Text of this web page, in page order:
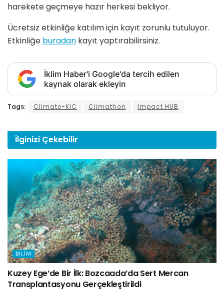
harekete geçmeye hazır herkesi bekliyor.
Ücretsiz etkinliğe katılım için kayıt zorunlu tutuluyor.
Etkinliğe buradan kayıt yaptırabilirsiniz.
İklim Haber'i Google'da tercih edilen
kaynak olarak ekleyin
Tags: Climate-KIC Climathon Impact HUB
İlginizi Çekebilir
BILIM
Kuzey Ege’de Bir İlk: Bozcaada’da Sert Mercan
Transplantasyonu Gerçekleştirildi